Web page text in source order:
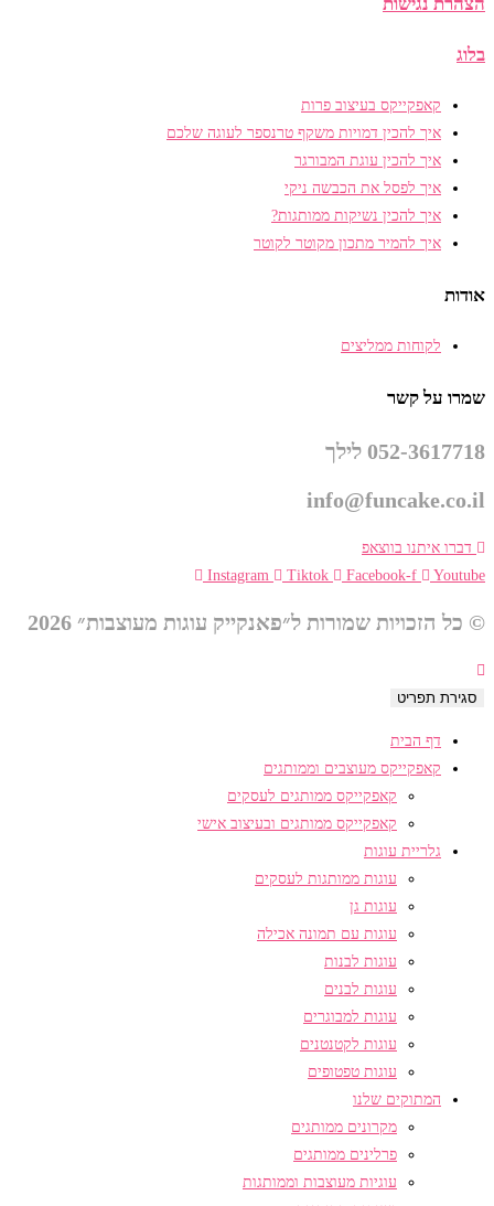
בלוג
קאפקייקס בעיצוב פרות
איך להכין דמויות משקף טרנספר לעוגה שלכם
איך להכין עוגת המבורגר
איך לפסל את הכבשה ניקי
איך להכין נשיקות ממותגות?
איך להמיר מתכון מקוטר לקוטר
אודות
לקוחות ממליצים
שמרו על קשר
052-3617718 לילך
info@funcake.co.il
דברו איתנו בווצאפ
Instagram
Tiktok Facebook-f Youtube
© כל הזכויות שמורות ל״פאנקייק עוגות מעוצבות״ 2026
סגירת תפריט
דף הבית
קאפקייקס מעוצבים וממותגים
קאפקייקס ממותגים לעסקים
קאפקייקס ממותגים ובעיצוב אישי
גלריית עוגות
עוגות ממותגות לעסקים
עוגות גן
עוגות עם תמונה אכילה
עוגות לבנות
עוגות לבנים
עוגות למבוגרים
עוגות לקטנטנים
עוגות טפטופים
המתוקים שלנו
מקרונים ממותגים
פרלינים ממותגים
עוגיות מעוצבות וממותגות